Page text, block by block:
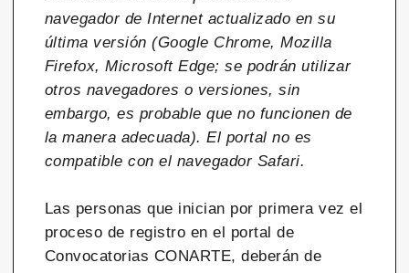
navegador de Internet actualizado en su
última versión (Google Chrome, Mozilla
Firefox, Microsoft Edge; se podrán utilizar
otros navegadores o versiones, sin
embargo, es probable que no funcionen de
la manera adecuada). El portal no es
compatible con el navegador Safari.
Las personas que inician por primera vez el
proceso de registro en el portal de
Convocatorias CONARTE, deberán de